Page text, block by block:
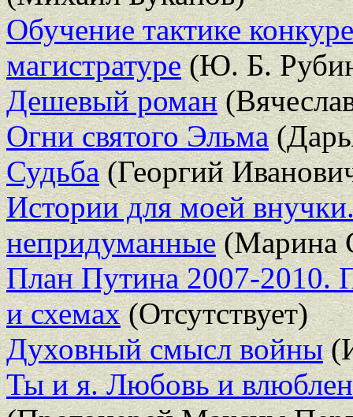
Обучение тактике
магистратуре(Ю. Б.
Дешевый роман
Огни святого Эльма
Судьба(Георгий
Истории для моей
непридуманные(Марина
План Путина 2007-2010.
и схемах(Отсутствует)
Духовный смысл войны
Ты и я. Любовь и